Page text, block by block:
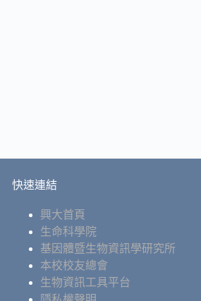
快速連結
興大首頁
生命科學院
基因體暨生物資訊學研究所
本校校友總會
生物資訊工具平台